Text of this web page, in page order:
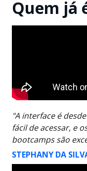
Quem já
"A interface é
fácil de acessar, e
bootcamps são
STEPHANY DA